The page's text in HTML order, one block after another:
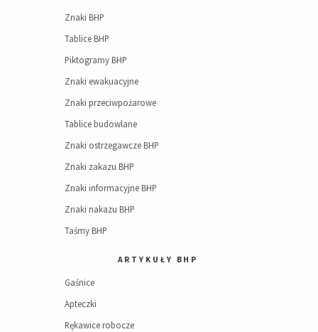
Znaki BHP
Tablice BHP
Piktogramy BHP
Znaki ewakuacyjne
Znaki przeciwpożarowe
Tablice budowlane
Znaki ostrzegawcze BHP
Znaki zakazu BHP
Znaki informacyjne BHP
Znaki nakazu BHP
Taśmy BHP
ARTYKUŁY BHP
Gaśnice
Apteczki
Rękawice robocze